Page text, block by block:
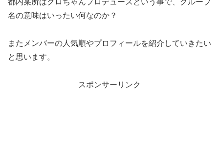
都内某所はクロちゃんプロデュースという事で、グループ
名の意味はいったい何なのか？
またメンバーの人気順やプロフィールを紹介していきたい
と思います。
スポンサーリンク